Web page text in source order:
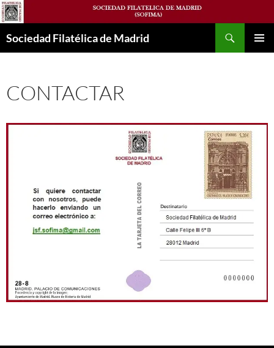
Saltar
al
contenido
Sociedad Filatélica de Madrid
CONTACTAR